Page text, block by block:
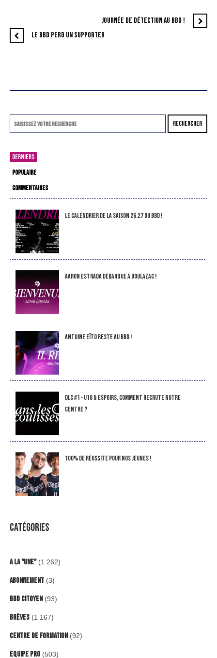
JOURNÉE DE DÉTECTION AU BBD !
LE BBD PERD UN SUPPORTER
RECHERCHER
DERNIERS
POPULAIRE
COMMENTAIRES
LE CALENDRIER DE LA SAISON 26.27 DU BBD !
Aaron Estrada débarque à Boulazac !
Antoine Eïto reste au BBD !
DLC #1 – U18 & Espoirs, comment recrute notre
Centre ?
100% de réussite pour nos jeunes !
CATÉGORIES
A la "Une"(1 262)
Abonnement (3)
BBD Citoyen (93)
Brèves (1 167)
Centre de formation (92)
Equipe Pro (503)